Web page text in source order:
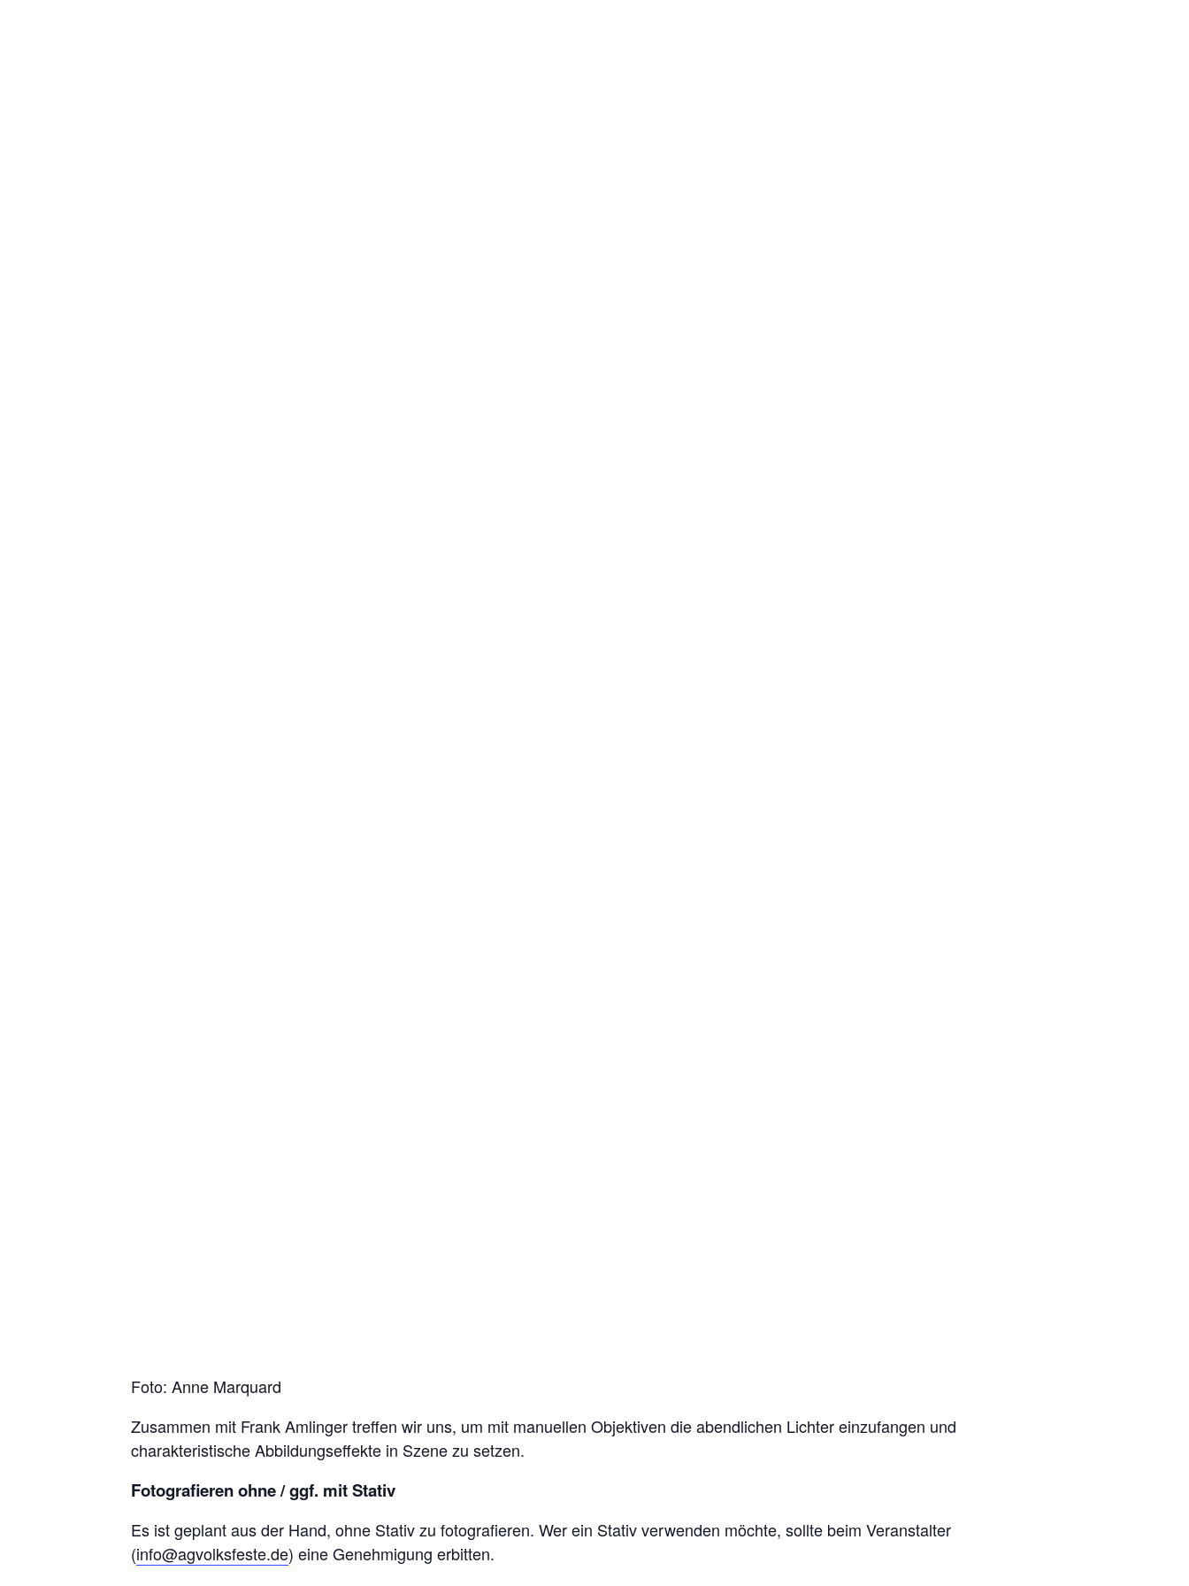
Foto: Anne Marquard
Zusammen mit Frank Amlinger treffen wir uns, um mit manuellen Objektiven die abendlichen Lichter einzufangen und
charakteristische Abbildungseffekte in Szene zu setzen.
Fotografieren ohne / ggf. mit Stativ
Es ist geplant aus der Hand, ohne Stativ zu fotografieren. Wer ein Stativ verwenden möchte, sollte beim Veranstalter
(info@agvolksfeste.de) eine Genehmigung erbitten.